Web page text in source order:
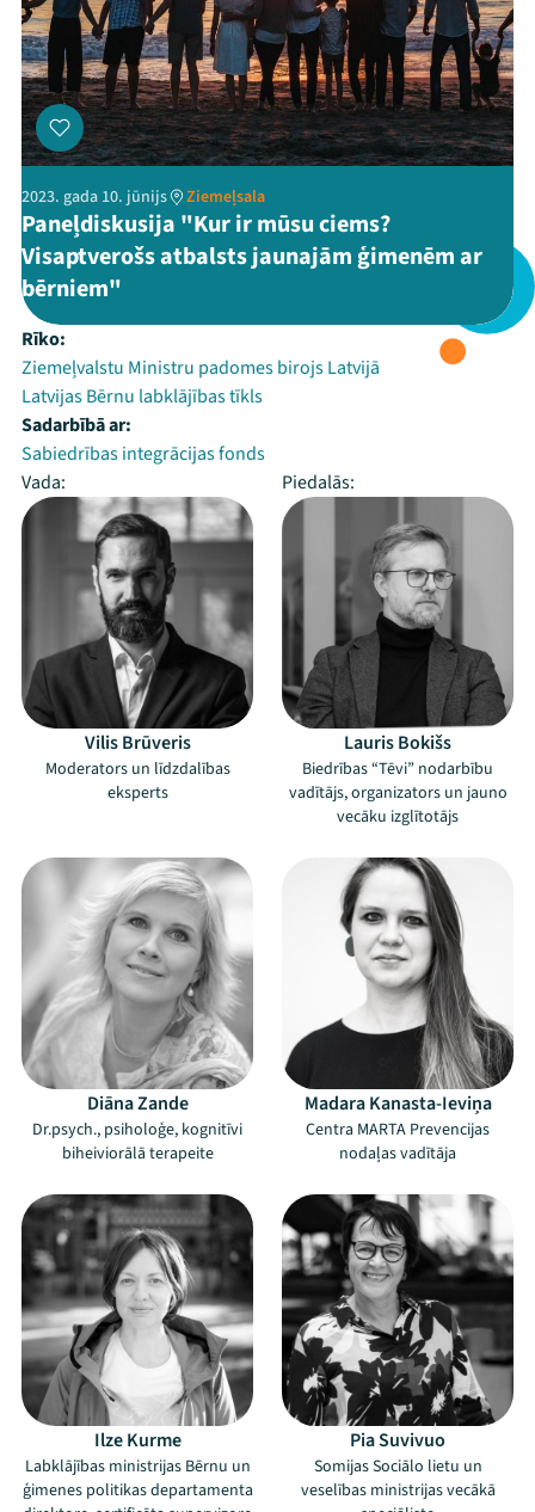
2023. gada 10. jūnijs Ziemeļsala
Paneļdiskusija "Kur ir mūsu ciems?
Visaptverošs atbalsts jaunajām ģimenēm ar
bērniem"
Rīko:
Ziemeļvalstu Ministru padomes birojs Latvijā
Latvijas Bērnu labklājības tīkls
Sadarbībā ar:
Sabiedrības integrācijas fonds
Vada:
Piedalās:
Vilis Brūveris
Moderators un līdzdalības
eksperts
Lauris Bokišs
Biedrības “Tēvi” nodarbību
vadītājs, organizators un jauno
vecāku izglītotājs
Diāna Zande
Dr.psych., psiholoģe, kognitīvi
biheiviorālā terapeite
Madara Kanasta-Ieviņa
Centra MARTA Prevencijas
nodaļas vadītāja
Ilze Kurme
Labklājības ministrijas Bērnu un
ģimenes politikas departamenta
Pia Suvivuo
Somijas Sociālo lietu un
veselības ministrijas vecākā